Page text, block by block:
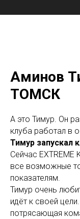
Аминов
ТОМСК
А это Тимур. Он
клуба работал в
Тимур запускал
Сейчас EXTREME
все возможные
показателям.
Тимур очень
идёт к своей
потрясающая